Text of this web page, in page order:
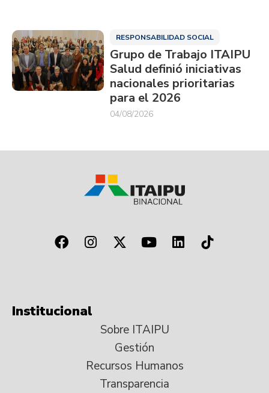
RESPONSABILIDAD SOCIAL
Grupo de Trabajo ITAIPU
Salud definió iniciativas
nacionales prioritarias
para el 2026
04/08/2026
Institucional
Sobre ITAIPU
Gestión
Recursos Humanos
Transparencia